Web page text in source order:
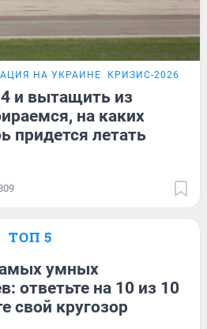
НА УКРАИНЕ КРИЗИС-2026
и вытащить из
на каких
придется летать
ТОП 5
умных
ответьте на 10 из 10
свой кругозор